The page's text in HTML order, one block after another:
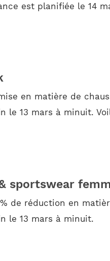
est planifiée le 14
en matière de
le 13 mars à minuit.
sportswear
de réduction en
le 13 mars à minuit.